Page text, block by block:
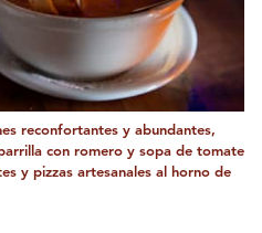
reconfortantes y abundantes,
con romero y sopa de tomate
y pizzas artesanales al horno de